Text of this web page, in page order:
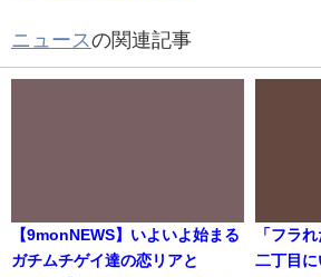
ニュースの関連記事
【9monNEWS】いよいよ始まる
ガチムチゲイ達の恋リアと
「フラ
二丁目に